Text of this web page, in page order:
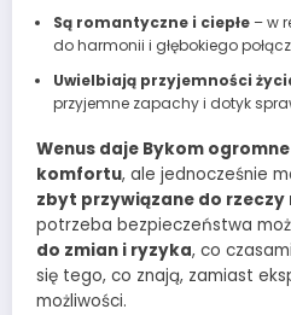
Są romantyczne i ciepłe– w
do harmonii i głębokiego
Uwielbiają przyjemności
przyjemne zapachy i dotyk
Wenus daje Bykom
komfortu, ale jednocześnie
zbyt przywiązane do
potrzeba bezpieczeństwa
do zmian i ryzyka, co
się tego, co znają, zamiast
możliwości.